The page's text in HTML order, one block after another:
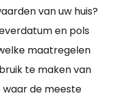
van uw huis?
en pols
maatregelen
te maken van
waar de meeste